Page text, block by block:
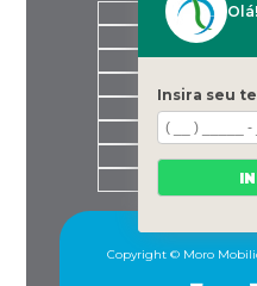
Copyright © Moro
Insira seu